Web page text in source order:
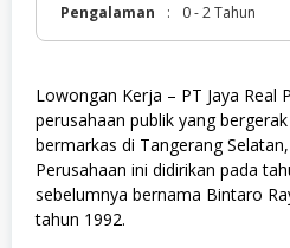
Pengalaman : 0 - 2 Tahun
Lowongan Kerja – PT Jaya Real
perusahaan publik yang
bermarkas di Tangerang
Perusahaan ini didirikan pada
sebelumnya bernama Bintaro
tahun 1992.